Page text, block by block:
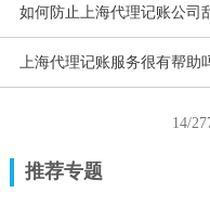
如何防止上海代理记账公司
上海代理记账服务很有帮助
14/
推荐专题